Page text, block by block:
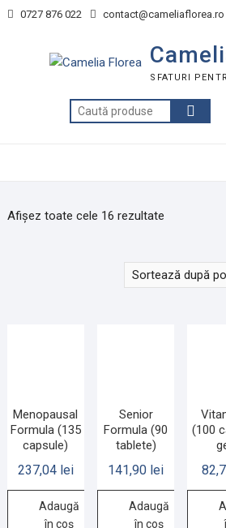
Skip 0727 876 022 contact@cameliaflorea.ro
SFATURI
Caută
după:
Afișez toate cele 16 rezultate
Menopausal
Formula (135
capsule)
237,04 lei
Adaugă
în coș
Senior
Formula (90
tablete)
141,90 lei
Adaugă
în coș
(100